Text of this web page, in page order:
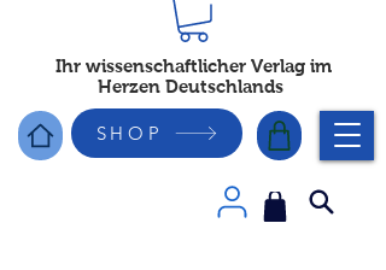
Ihr wissenschaftlicher Verlag im
Herzen Deutschlands
SHOP